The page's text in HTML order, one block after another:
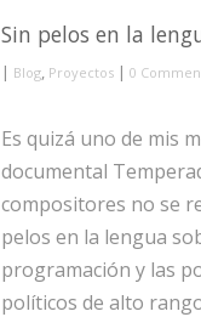
Sin pelos en la
| Blog, Proyectos | 0
Es quizá uno de mis
documental
compositores no se
pelos en la lengua
programación y las
políticos de alto